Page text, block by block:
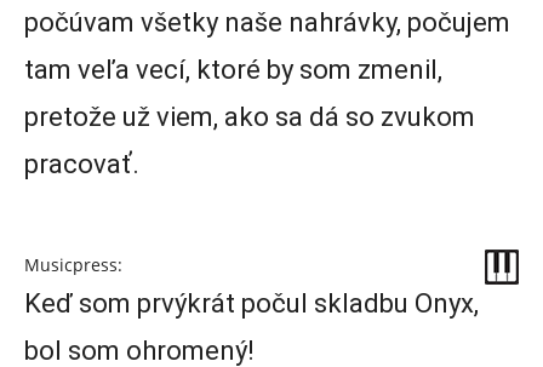
počúvam všetky naše nahrávky, počujem
tam veľa vecí, ktoré by som zmenil,
pretože už viem, ako sa dá so zvukom
pracovať.
Musicpress:
Keď som prvýkrát počul skladbu Onyx,
bol som ohromený!